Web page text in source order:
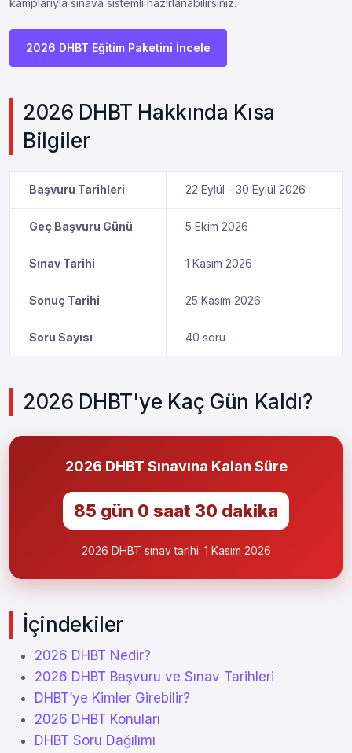
kamplarıyla sınava sistemli hazırlanabilirsiniz.
2026 DHBT Eğitim Paketini İncele
2026 DHBT Hakkında Kısa
Bilgiler
Başvuru Tarihleri 22 Eylül - 30 Eylül 2026
Geç Başvuru Günü 5 Ekim 2026
Sınav Tarihi 1 Kasım 2026
Sonuç Tarihi 25 Kasım 2026
Soru Sayısı 40 soru
2026 DHBT'ye Kaç Gün Kaldı?
2026 DHBT Sınavına Kalan Süre
85 gün 0 saat 30 dakika
2026 DHBT sınav tarihi: 1 Kasım 2026
İçindekiler
2026 DHBT Nedir?
2026 DHBT Başvuru ve Sınav Tarihleri
DHBT’ye Kimler Girebilir?
2026 DHBT Konuları
DHBT Soru Dağılımı